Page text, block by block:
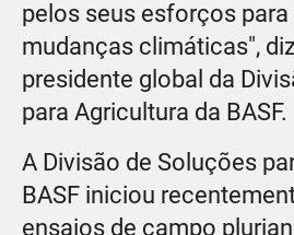
pelos seus esforços
mudanças climáticas",
presidente global da
para Agricultura da BASF.
A Divisão de Soluções
BASF iniciou
ensaios de campo